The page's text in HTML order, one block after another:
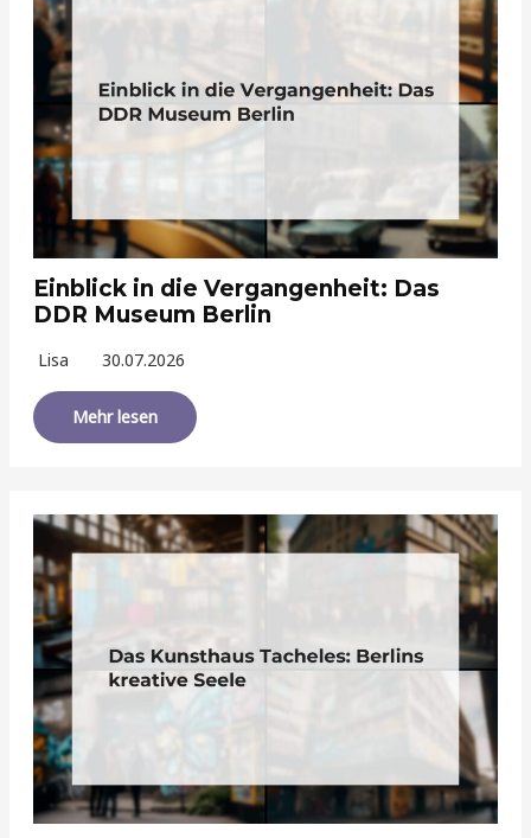
Einblick in die Vergangenheit: Das
DDR Museum Berlin
Lisa 30.07.2026
Mehr lesen